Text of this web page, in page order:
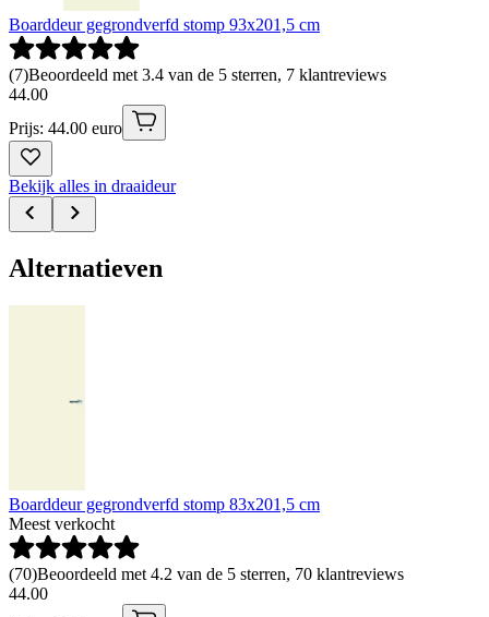
Boarddeur gegrondverfd stomp 93x201,5 cm
(7)Beoordeeld met 3.4 van de 5 sterren, 7 klantreviews
44.00
Prijs: 44.00 euro
Bekijk alles in draaideur
Alternatieven
Boarddeur gegrondverfd stomp 83x201,5 cm
Meest verkocht
(70)Beoordeeld met 4.2 van de 5 sterren, 70 klantreviews
44.00